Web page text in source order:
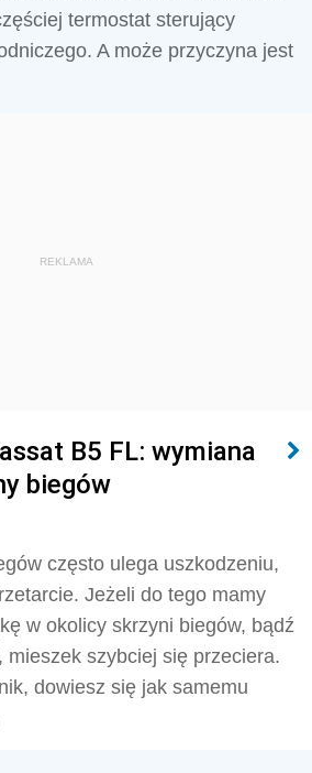
termostat sterujący
A może przyczyna jest
REKLAMA
B5 FL: wymiana
biegów
często ulega uszkodzeniu,
Jeżeli do tego mamy
w okolicy skrzyni biegów, bądź
mieszek szybciej się przeciera.
dowiesz się jak samemu